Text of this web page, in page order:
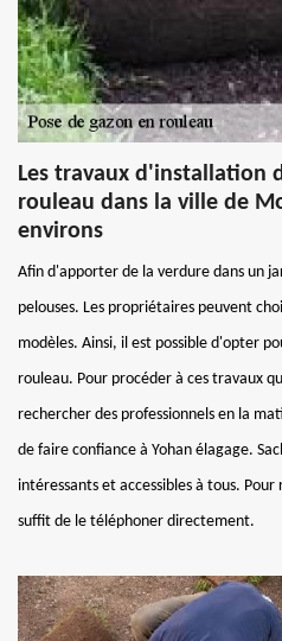
Les travaux d'installation
rouleau dans la ville de
environs
Afin d'apporter de la verdure dans un
pelouses. Les propriétaires peuvent
modèles. Ainsi, il est possible d'opter
rouleau. Pour procéder à ces travaux
rechercher des professionnels en la
de faire confiance à Yohan élagage.
intéressants et accessibles à tous.
suffit de le téléphoner directement.